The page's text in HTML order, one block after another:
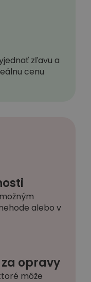
zľavu a
cenu
alebo v
opravy
môže